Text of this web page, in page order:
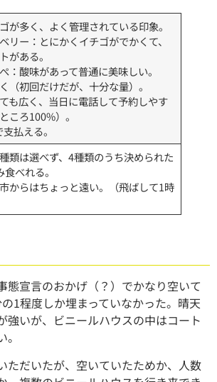
が多く、よく管理されている印象。
リー：とにかくイチゴがでかくて、
がある。
：酸味があって普通に美味しい。
（初回だけだが、十分な量）。
も広く、当日に電話して予約しやす
ころ100%）。
払える。
類は選べず、4種類のうち決められた
べれる。
からはちょっと遠い。（飛ばして1時
態宣言のおかげ（？）でかなり空いて
1程度しか埋まっていなかった。晴天
強いが、ビニールハウスの中はコート
ただいたが、空いていたためか、人数